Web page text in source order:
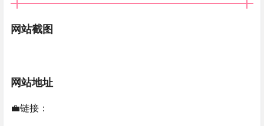
网站截图
网站地址
💼链接：